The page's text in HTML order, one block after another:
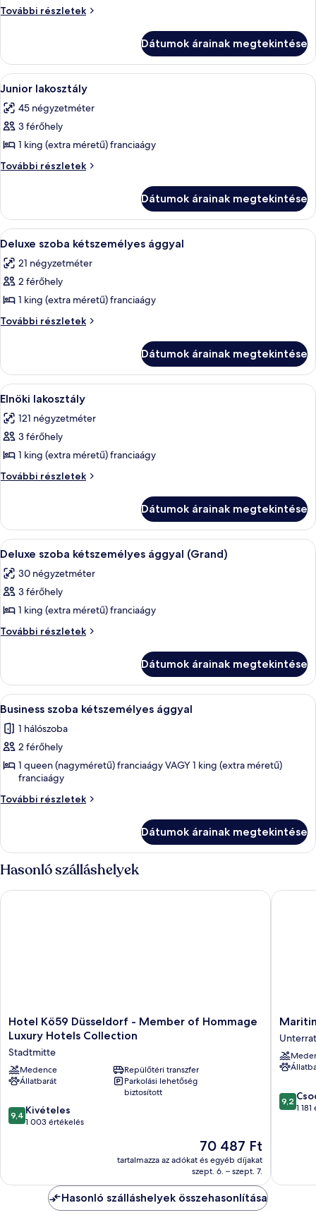
megtekintése:
További részletek
Deluxe
Dátumok árainak megtekintése
A
következő
szoba
összes
képének
megtekintése:
Egy gondosan megterített ágy
4
Junior lakosztály
45 négyzetméter
3 férőhely
1 king (extra méretű) franciaágy
További részletek
Junior
Dátumok árainak megtekintése
A
következő
szoba
összes
képének
megtekintése:
kétszemélyes
ággyal
Egy szállodai szoba, amelyben
12
Deluxe szoba kétszemélyes ággyal
21 négyzetméter
2 férőhely
1 king (extra méretű) franciaágy
További részletek
Deluxe
további
részletei
Dátumok árainak megtekintése
A
következő
szoba
összes
képének
megtekintése:
Egy modern nappali, amelyben
12
Elnöki lakosztály
121 négyzetméter
3 férőhely
1 king (extra méretű) franciaágy
További részletek
Elnöki
Dátumok árainak megtekintése
A
következő
szoba
összes
képének
megtekintése:
kétszemélyes
ággyal
(Grand)
Egy szállodai szoba, amelyben
6
Deluxe szoba kétszemélyes ággyal (Grand)
30 négyzetméter
3 férőhely
1 king (extra méretű) franciaágy
További részletek
Deluxe
(Grand)
további
részletei
Dátumok árainak megtekintése
A
következő
szoba
összes
képének
megtekintése:
Business
ággyal
Egy szállodai szoba, amelyben egy
1
Business szoba kétszemélyes ággyal
1 hálószoba
2 férőhely
1 queen (nagyméretű) franciaágy VAGY 1 king (extra méretű)
franciaágy
További részletek
Business
további
részletei
Dátumok árainak megtekintése
Hasonló szálláshelyek
Hotel
Kö59
Düsseldorf
-
Member
of
Luxury
Hotels
Hotel Kö59 Düsseldorf - Member of Hommage
Luxury Hotels Collection
Stadtmitte
Medence
Repülőtéri transzfer
Állatbarát
Parkolási lehetőség
biztosított
9.4
ennyiből:
9,4 Kivételes
1 003 értékelés
Az
ár
70 487 Ft
70 487 Ft
tartalmazza az adókat és egyéb díjakat
szept. 6. – szept. 7.
Hotel Kö59 Düsseldorf - Member of Hommage Luxury
Maritim
Hotel
9.2
9,2
1
Maritim
Hasonló szálláshelyek összehasonlítása